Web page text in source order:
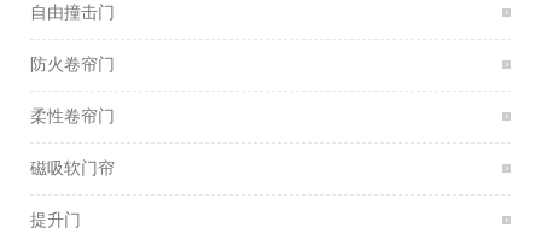
自由撞击门
防火卷帘门
柔性卷帘门
磁吸软门帘
提升门